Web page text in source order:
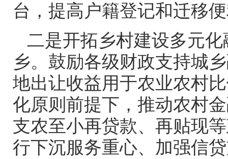
台，提高户籍登记和迁移
二是开拓乡村建设多元
乡。鼓励各级财政支持城
地出让收益用于农业农村
化原则前提下，推动农村
支农至小再贷款、再贴现
行下沉服务重心、加强信